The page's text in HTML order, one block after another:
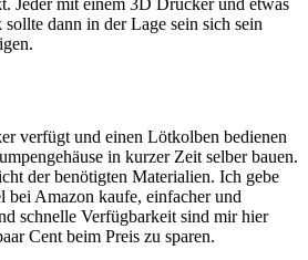
dann in der Lage sein sich sein
verfügt und einen Lötkolben bedienen
in kurzer Zeit selber bauen.
der benötigten Materialien. Ich gebe
bei Amazon kaufe, einfacher und
schnelle Verfügbarkeit sind mir hier
Cent beim Preis zu sparen.